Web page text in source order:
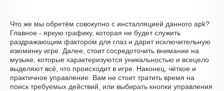
Что же мы обретём совокупно с инсталляцией данного apk?
Главное - яркую графику, которая не будет служить
раздражающим фактором для глаз и дарит исключительную
изюминку игре. Далее, стоит сосредоточить внимание на
музыке, которые характеризуются уникальностью и всецело
выделяют всё, что происходит в игре. Наконец, чёткое и
практичное управление. Вам не стоит тратить время на
поиск требуемых действий, или выбирать кнопки управления